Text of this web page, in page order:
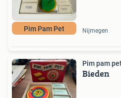
Pim Pam Pet Nijmegen
Pim pam
Bieden